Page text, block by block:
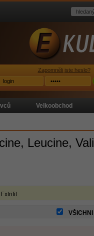
Leucine,
Extrifit
VŠICHNI
Velkoobchod
Zapomněli jste heslo?